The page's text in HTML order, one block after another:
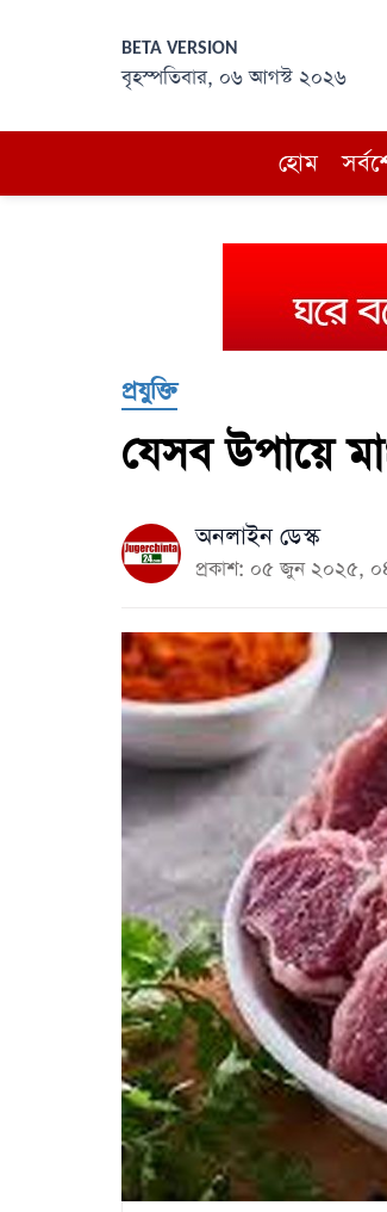
BETA VERSION
বৃহস্পতিবার, ০৬ আগস্ট ২০২৬
হোম
প্রযুক্তি
যেসব উপায়ে
অনলাইন ডেস্ক
প্রকাশ: ০৫ জুন ২০২৫,